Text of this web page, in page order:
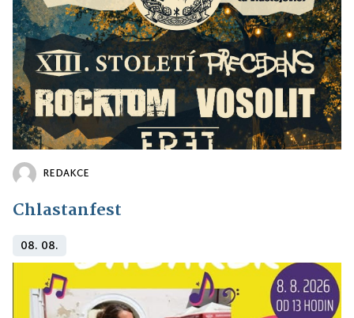
REDAKCE
Chlastanfest
08. 08.